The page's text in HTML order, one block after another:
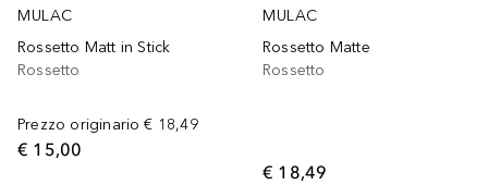
MULAC
Rossetto Matt in Stick
Rossetto
Prezzo originario € 18,49
€ 15,00
MULAC
Rossetto Matte
Rossetto
€ 18,49